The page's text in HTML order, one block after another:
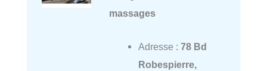
massages
Adresse : 78 Bd
Robespierre,